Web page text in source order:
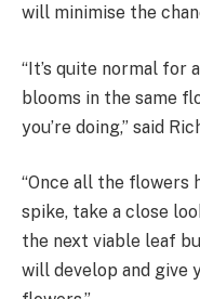
will minimise the
“It’s quite normal for
blooms in the same
you’re doing,” said
“Once all the flowers
spike, take a close
the next viable leaf
will develop and give